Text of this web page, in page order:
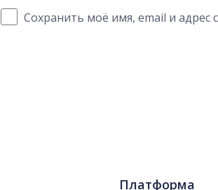
Сохранить моё имя, email и адрес
Платформа